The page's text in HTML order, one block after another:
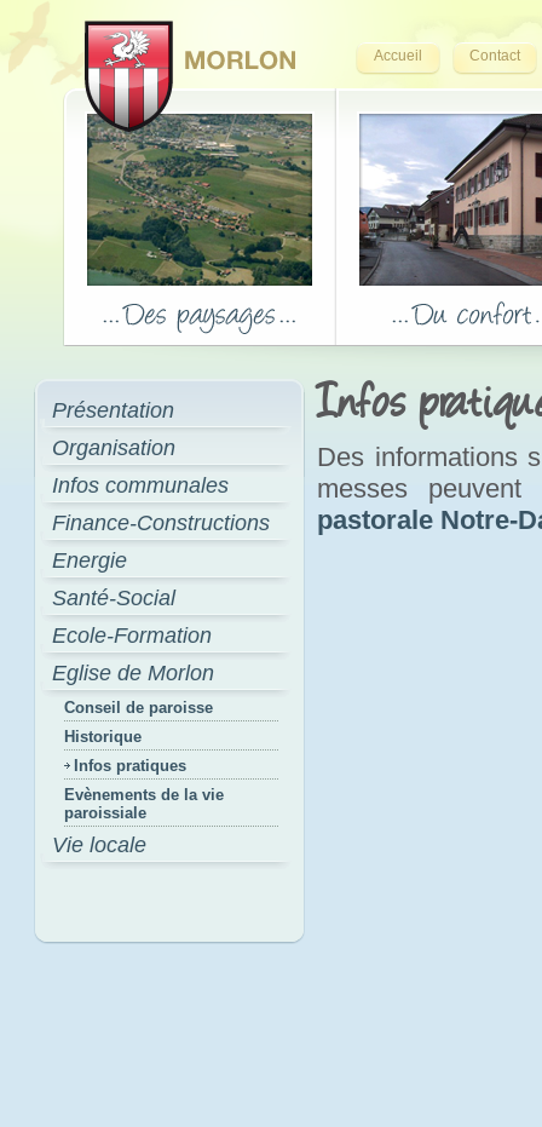
Accueil Contact
Présentation
Organisation
Infos communales
Finance-Constructions
Energie
Santé-Social
Ecole-Formation
Eglise de Morlon
Conseil de paroisse
Historique
Infos pratiques
Evènements de la vie
paroissiale
Vie locale
Infos
Des informations
messes
pastorale Notre-